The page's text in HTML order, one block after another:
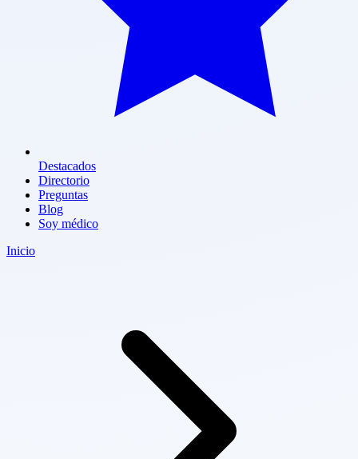
Destacados
Directorio
Preguntas
Blog
Soy médico
Inicio